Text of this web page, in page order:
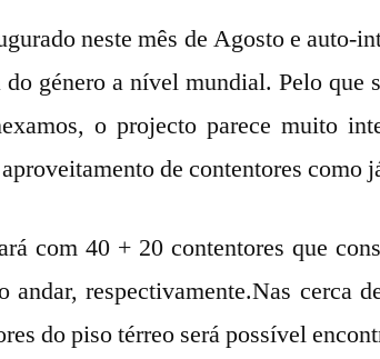
neste mês de Agosto e auto-
género a nível mundial. Pelo que
o projecto parece muito
de contentores como
com 40 + 20 contentores que
andar, respectivamente.Nas cerca
do piso térreo será possível